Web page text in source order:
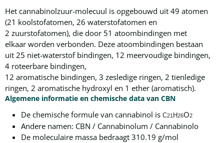
Het cannabinolzuur-molecuul is opgebouwd uit 49 atomen
(21 koolstofatomen, 26 waterstofatomen en
2 zuurstofatomen), die door 51 atoombindingen met
elkaar worden verbonden. Deze atoombindingen bestaan
uit 25 niet-waterstof bindingen, 12 meervoudige bindingen,
4 roteerbare bindingen,
12 aromatische bindingen, 3 zesledige ringen, 2 tienledige
ringen, 2 aromatische hydroxyl en 1 ether (aromatisch).
Algemene informatie en chemische data van CBN
De chemische formule van cannabinol is C21 H26O2
Andere namen: CBN / Cannabinolum / Cannabinolo
De moleculaire massa bedraagt 310.19 g/mol